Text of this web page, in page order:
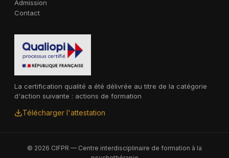
Admission
Contact
La certification qualité a été délivrée au titre de la catégorie
d'action suivante : actions de formation
Télécharger l'attestation
© 2026 CIFPR — Centre interdisciplinaire de formation à la